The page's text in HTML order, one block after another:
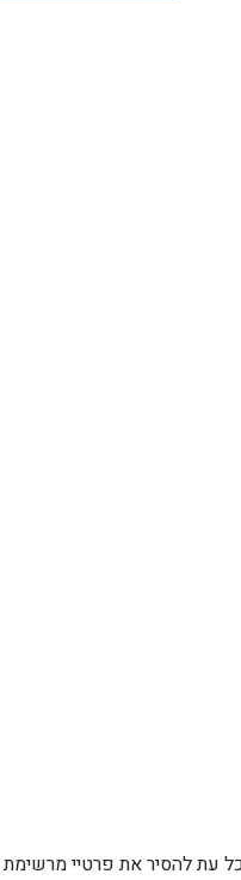
עת להסיר את פרטיי